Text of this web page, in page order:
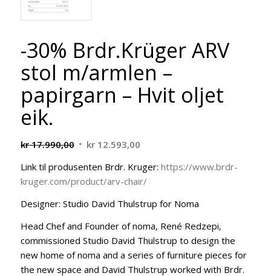
-30% Brdr.Krüger ARV
stol m/armlen –
papirgarn – Hvit oljet
eik.
kr17.990,00 Opprinnelig
var:
kr 17.990,00.
kr12.593,00Nåværende
er:
kr 12.593,00.
Link til produsenten Brdr. Kruger: https://www.brdr-
kruger.com/product/arv-chair/
Designer: Studio David Thulstrup for Noma
Head Chef and Founder of noma, René Redzepi,
commissioned Studio David Thulstrup to design the
new home of noma and a series of furniture pieces for
the new space and David Thulstrup worked with Brdr.